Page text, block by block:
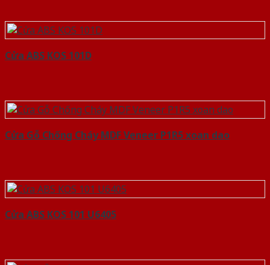
Cửa ABS KOS 101D
Cửa Gỗ Chống Cháy MDF Veneer P1R5 xoan dao
Cửa ABS KOS 101 U6405